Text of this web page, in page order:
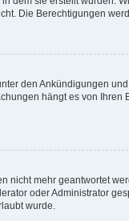
Die Berechtigungen
den Ankündigungen
hängt es von
nicht mehr geantwortet
oder Administrator
wurde.